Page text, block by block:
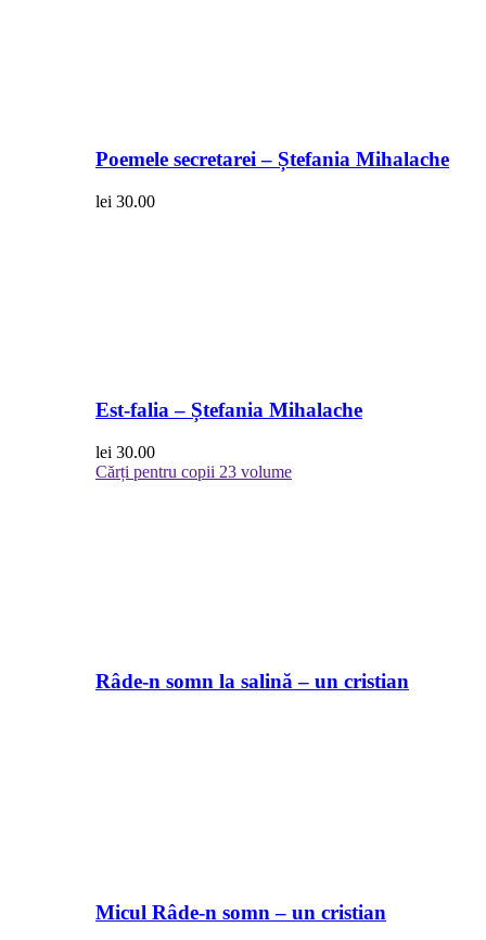
Poemele secretarei – Ștefania Mihalache
lei 30.00
Est-falia – Ștefania Mihalache
lei 30.00
Cărți pentru copii 23 volume
Râde-n somn la salină – un cristian
Micul Râde-n somn – un cristian